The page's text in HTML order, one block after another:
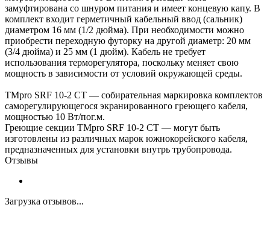
замуфтирована со шнуром питания и имеет концевую капу. В
комплект входит герметичный кабельный ввод (сальник)
диаметром 16 мм (1/2 дюйма). При необходимости можно
приобрести переходную футорку на другой диаметр: 20 мм
(3/4 дюйма) и 25 мм (1 дюйм). Кабель не требует
использования терморегулятора, поскольку меняет свою
мощность в зависимости от условий окружающей среды.
TMpro SRF 10-2 CT — собирательная маркировка комплектов
саморегулирующегося экранированного греющего кабеля,
мощностью 10 Вт/пог.м.
Греющие секции TMpro SRF 10-2 CT — могут быть
изготовлены из различных марок южнокорейского кабеля,
предназначенных для установки внутрь трубопровода.
Отзывы
Загрузка отзывов...